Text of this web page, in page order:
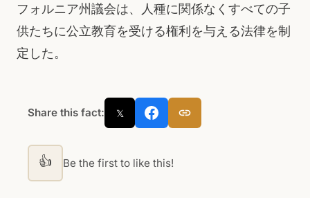
フォルニア州議会は、人種に関係なくすべての子
供たちに公立教育を受ける権利を与える法律を制
定した。
Share this fact: 𝕏
👍 Be the first to like this!